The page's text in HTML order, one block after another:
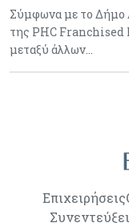
Σύμφωνα με το Δήμο
της PHC Franchised
μεταξύ άλλων…
Επιχειρήσεις